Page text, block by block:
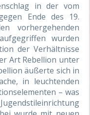
in der vom
Ende des 19.
vorhergehenden
wurden
der Verhältnisse
Art Rebellion unter
äußerte sich in
in leuchtenden
– was